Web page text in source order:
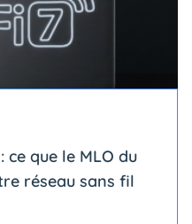
que le MLO du
réseau sans fil